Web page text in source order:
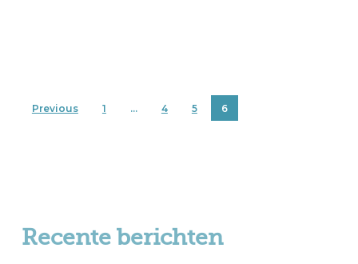
Previous 1 … 4 5 6
Recente berichten